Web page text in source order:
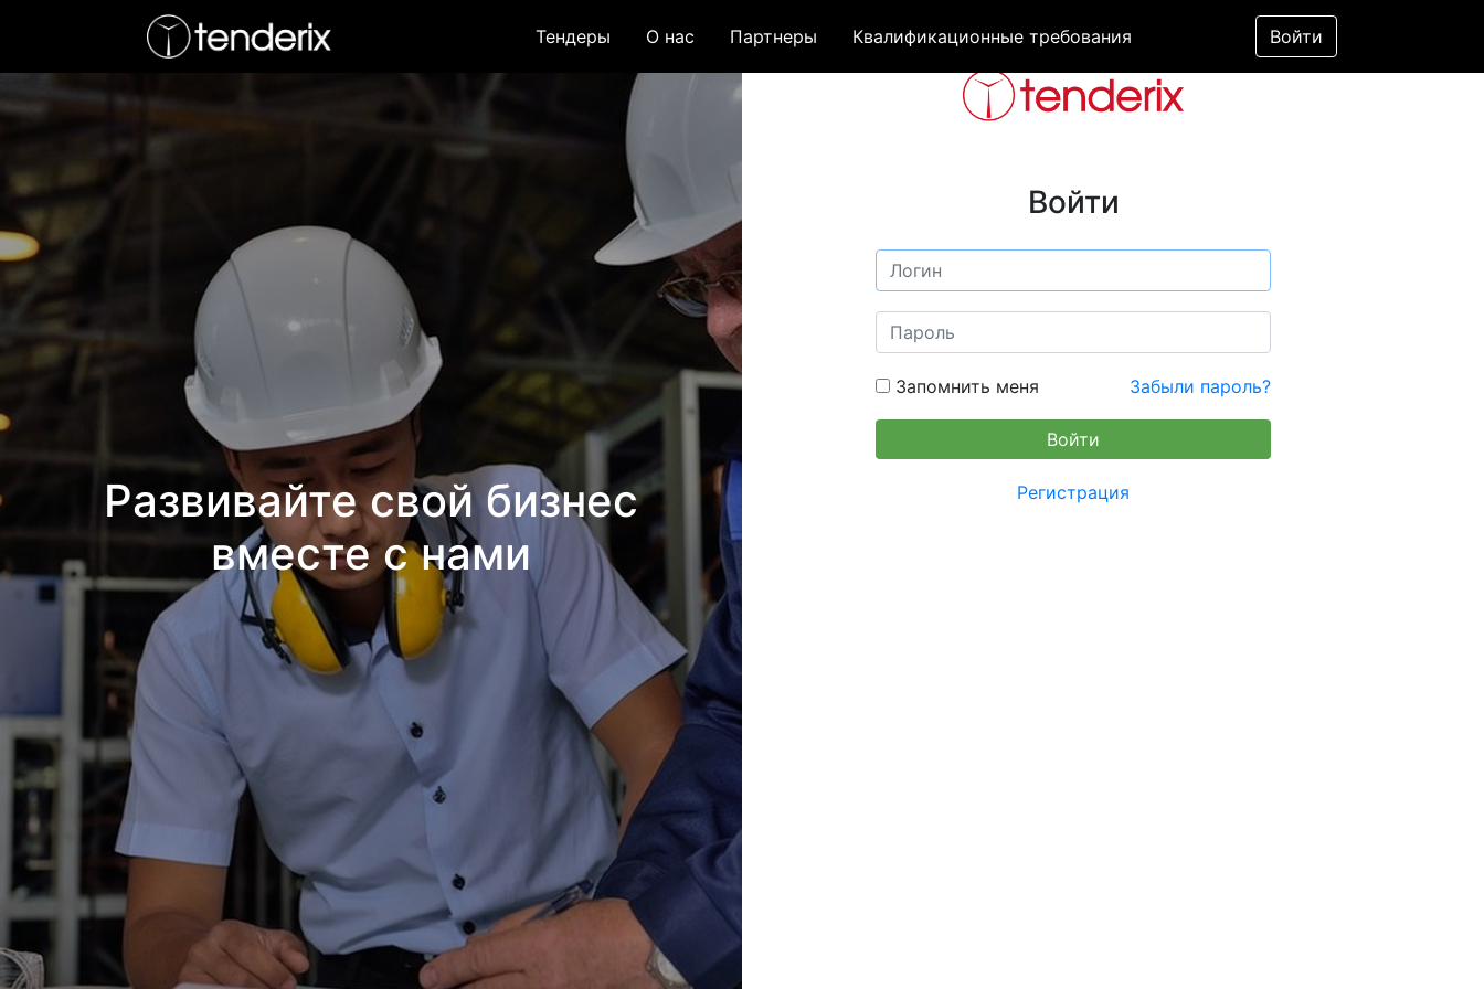
Тендеры О нас Партнеры Квалификационные требования Войти
Войти
Запомнить меня Забыли пароль?
Регистрация
Развивайте свой бизнес
вместе с нами